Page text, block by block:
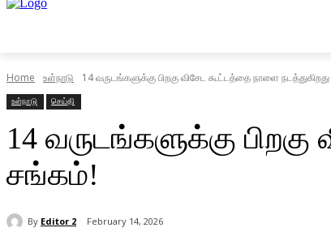
Home உள்நாடு 14 வருடங்களுக்கு பிறகு விசேட கூட்டத்தை நாளை
உள்நாடு செய்தி
14 வருடங்களுக்கு
சங்கம்!
By Editor 2 February 14, 2026